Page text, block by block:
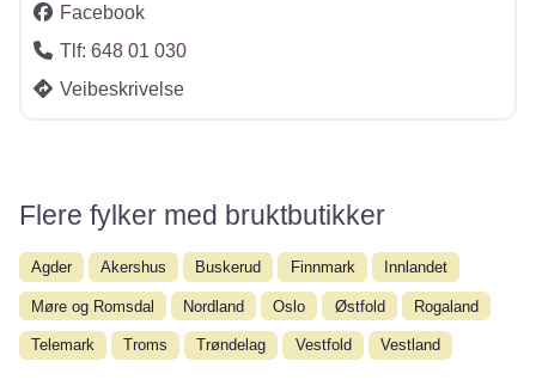
Facebook
Tlf: 648 01 030
Veibeskrivelse
Flere fylker med bruktbutikker
Agder Akershus Buskerud Finnmark Innlandet
Møre og Romsdal Nordland Oslo Østfold Rogaland
Telemark Troms Trøndelag Vestfold Vestland